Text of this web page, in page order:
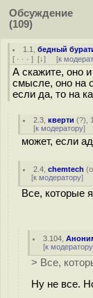
Обсуждение
(109)
1.1 ,бедный
[ · · · ] [↓] [к
А скажите, оно
смысле, оно на
если да, то на
2.3 ,кверти (?),
[к модератору]
может, если
2.4 ,chemtech (
[к модератору]
Все, которые
3.104 ,
[к модератору
> Все,
Ну не все.